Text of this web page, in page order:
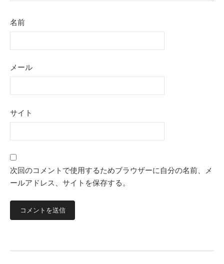
名前
メール
サイト
次回のコメントで使用するためブラウザーに自分の名前、メ
ールアドレス、サイトを保存する。